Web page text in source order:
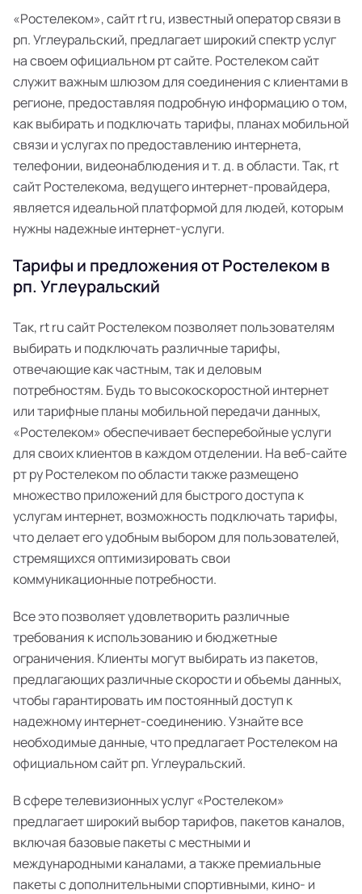
«Ростелеком», сайт rt ru, известный оператор связи в
рп. Углеуральский, предлагает широкий спектр услуг
на своем официальном рт сайте. Ростелеком сайт
служит важным шлюзом для соединения с клиентами в
регионе, предоставляя подробную информацию о том,
как выбирать и подключать тарифы, планах мобильной
связи и услугах по предоставлению интернета,
телефонии, видеонаблюдения и т. д. в области. Так, rt
сайт Ростелекома, ведущего интернет-провайдера,
является идеальной платформой для людей, которым
нужны надежные интернет-услуги.
Тарифы и предложения от Ростелеком в
рп. Углеуральский
Так, rt ru сайт Ростелеком позволяет пользователям
выбирать и подключать различные тарифы,
отвечающие как частным, так и деловым
потребностям. Будь то высокоскоростной интернет
или тарифные планы мобильной передачи данных,
«Ростелеком» обеспечивает бесперебойные услуги
для своих клиентов в каждом отделении. На веб-сайте
рт ру Ростелеком по области также размещено
множество приложений для быстрого доступа к
услугам интернет, возможность подключать тарифы,
что делает его удобным выбором для пользователей,
стремящихся оптимизировать свои
коммуникационные потребности.
Все это позволяет удовлетворить различные
требования к использованию и бюджетные
ограничения. Клиенты могут выбирать из пакетов,
предлагающих различные скорости и объемы данных,
чтобы гарантировать им постоянный доступ к
надежному интернет-соединению. Узнайте все
необходимые данные, что предлагает Ростелеком на
официальном сайт рп. Углеуральский.
В сфере телевизионных услуг «Ростелеком»
предлагает широкий выбор тарифов, пакетов каналов,
включая базовые пакеты с местными и
международными каналами, а также премиальные
пакеты с дополнительными спортивными, кино- и